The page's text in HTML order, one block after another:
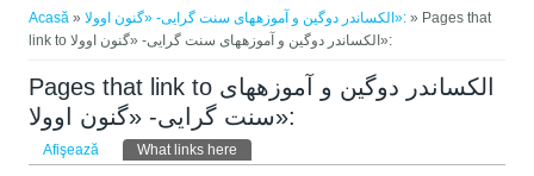
Acasă » الکساندر دوگین و آموزه­های سنت گرایی- «گنون اوولا»: » Pages that
link to الکساندر دوگین و آموزه­های سنت گرایی- «گنون اوولا»:
Pages that link to الکساندر دوگین و آموزه­های
سنت گرایی- «گنون اوولا»:
Taburi primare
Afişează What links here